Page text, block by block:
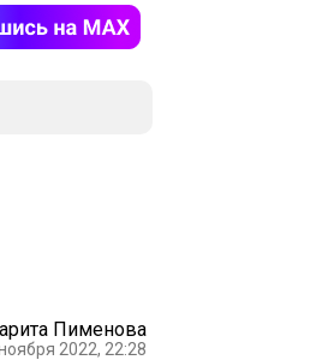
Пименова
2022, 22:28